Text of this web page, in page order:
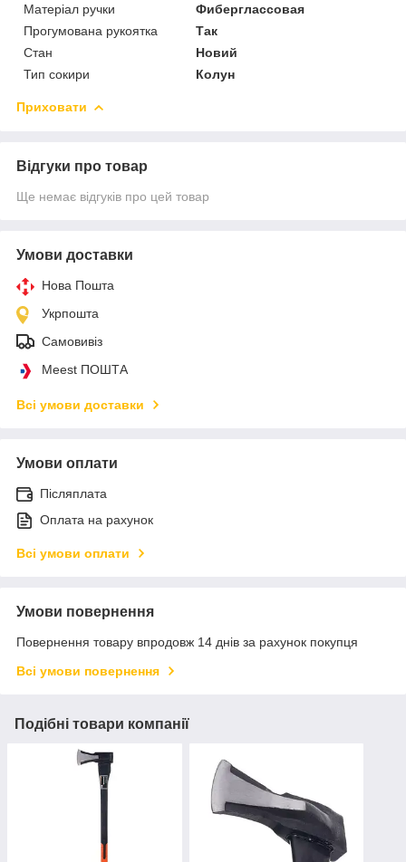
Матеріал ручки
Фиберглассовая
Прогумована рукоятка
Так
Стан
Новий
Тип сокири
Колун
Приховати
Відгуки про товар
Ще немає відгуків про цей товар
Умови доставки
Нова Пошта
Укрпошта
Самовивіз
Meest ПОШТА
Всі умови доставки
Умови оплати
Післяплата
Оплата на рахунок
Всі умови оплати
Умови повернення
Повернення товару впродовж 14 днів за рахунок покупця
Всі умови повернення
Подібні товари компанії